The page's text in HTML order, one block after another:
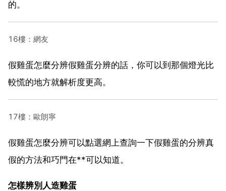
的。
16樓：網友
假雞蛋怎麼分辨假雞蛋分辨的話，你可以到那個燈光比
較慌的地方就解析度更高。
17樓：歐朗寧
假雞蛋怎麼分辨可以點選網上查詢一下假雞蛋的分辨真
假的方法和巧門在**可以知道。
怎樣辨別人造雞蛋